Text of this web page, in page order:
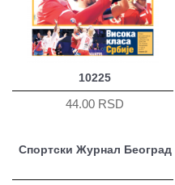
10225
44.00 RSD
Спортски Журнал Београд